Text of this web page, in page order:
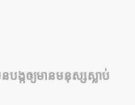
បង្កឲ្យមានមនុស្សស្លាប់​